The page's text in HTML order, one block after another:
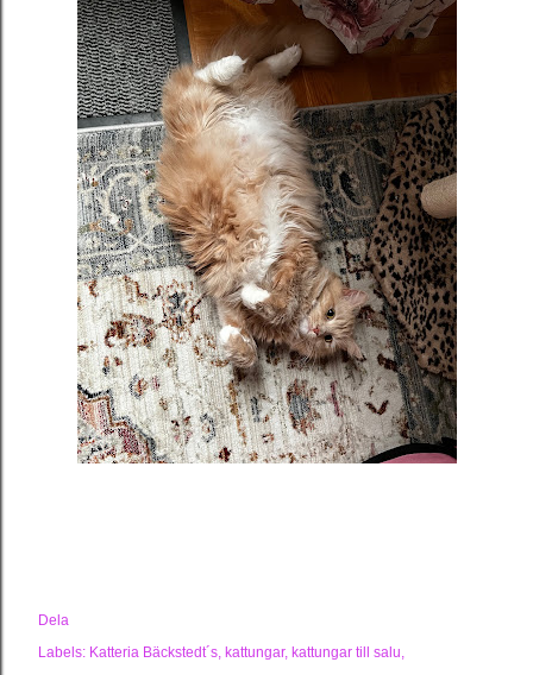
Dela
Labels: Katteria Bäckstedt´s kattungar kattungar till salu